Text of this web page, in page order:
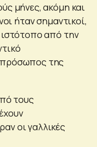
μήνες, ακόμη και
ήταν σημαντικοί,
από την
της
τους
οι γαλλικές